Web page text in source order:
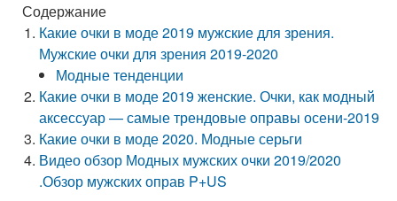
Содержание
Какие очки в моде 2019 мужские для зрения.
Мужские очки для зрения 2019-2020
Модные тенденции
Какие очки в моде 2019 женские. Очки, как модный
аксессуар — самые трендовые оправы осени-2019
Какие очки в моде 2020. Модные серьги
Видео обзор Модных мужских очки 2019/2020
.Обзор мужских оправ P+US